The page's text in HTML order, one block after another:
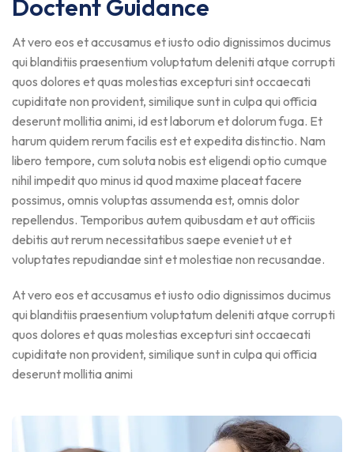
Doctent Guidance
At vero eos et accusamus et iusto odio dignissimos ducimus
qui blanditiis praesentium voluptatum deleniti atque corrupti
quos dolores et quas molestias excepturi sint occaecati
cupiditate non provident, similique sunt in culpa qui officia
deserunt mollitia animi, id est laborum et dolorum fuga. Et
harum quidem rerum facilis est et expedita distinctio. Nam
libero tempore, cum soluta nobis est eligendi optio cumque
nihil impedit quo minus id quod maxime placeat facere
possimus, omnis voluptas assumenda est, omnis dolor
repellendus. Temporibus autem quibusdam et aut officiis
debitis aut rerum necessitatibus saepe eveniet ut et
voluptates repudiandae sint et molestiae non recusandae.
At vero eos et accusamus et iusto odio dignissimos ducimus
qui blanditiis praesentium voluptatum deleniti atque corrupti
quos dolores et quas molestias excepturi sint occaecati
cupiditate non provident, similique sunt in culpa qui officia
deserunt mollitia animi